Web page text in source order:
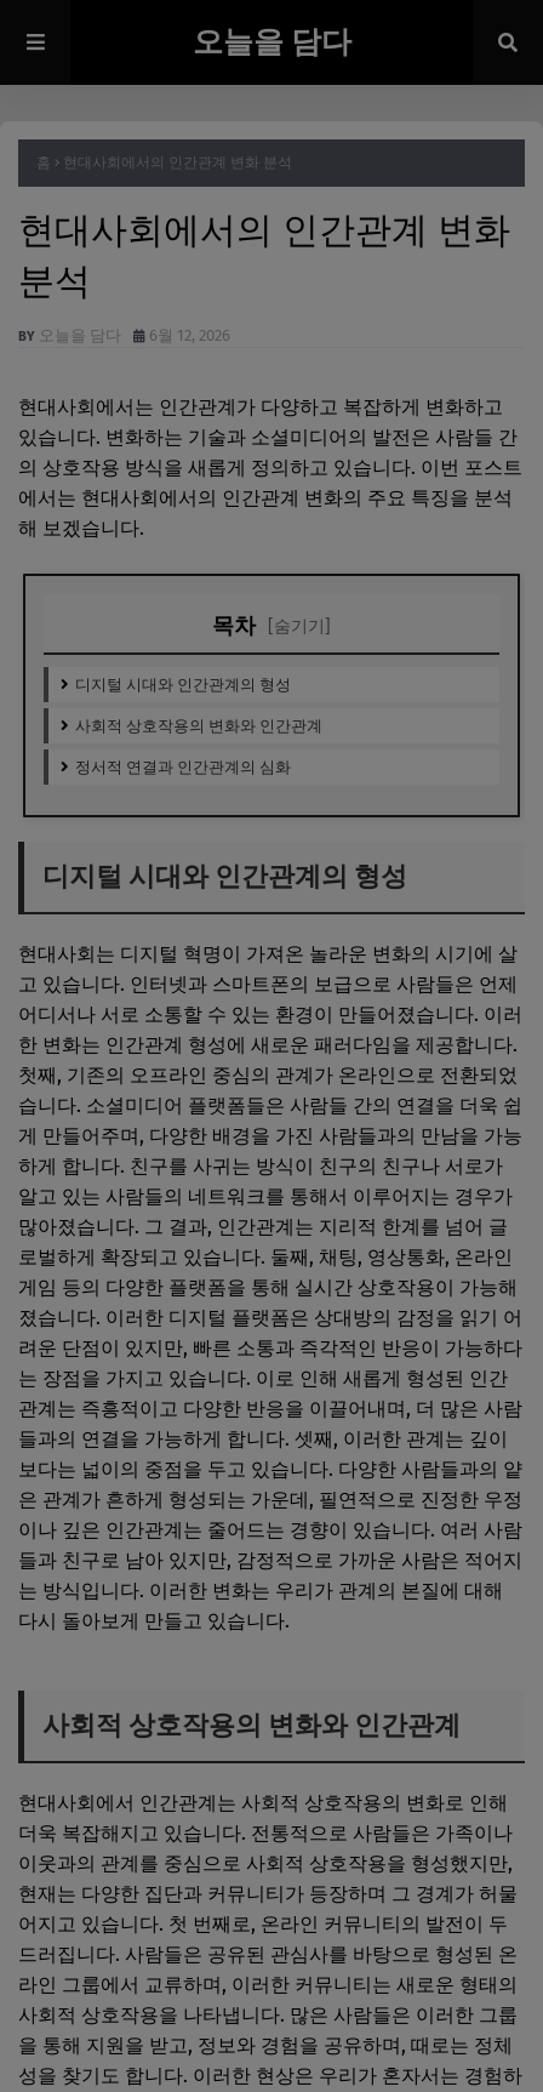
오늘을 담다
홈 현대사회에서의 인간관계 변화 분석
현대사회에서의 인간관계 변화
분석
오늘을 담다 6월 12, 2026
현대사회에서는 인간관계가 다양하고 복잡하게 변화하고
있습니다. 변화하는 기술과 소셜미디어의 발전은 사람들 간
의 상호작용 방식을 새롭게 정의하고 있습니다. 이번 포스트
에서는 현대사회에서의 인간관계 변화의 주요 특징을 분석
해 보겠습니다.
목차 [숨기기]
디지털 시대와 인간관계의 형성
사회적 상호작용의 변화와 인간관계
정서적 연결과 인간관계의 심화
디지털 시대와 인간관계의 형성
현대사회는 디지털 혁명이 가져온 놀라운 변화의 시기에 살
고 있습니다. 인터넷과 스마트폰의 보급으로 사람들은 언제
어디서나 서로 소통할 수 있는 환경이 만들어졌습니다. 이러
한 변화는 인간관계 형성에 새로운 패러다임을 제공합니다.
첫째, 기존의 오프라인 중심의 관계가 온라인으로 전환되었
습니다. 소셜미디어 플랫폼들은 사람들 간의 연결을 더욱 쉽
게 만들어주며, 다양한 배경을 가진 사람들과의 만남을 가능
하게 합니다. 친구를 사귀는 방식이 친구의 친구나 서로가
알고 있는 사람들의 네트워크를 통해서 이루어지는 경우가
많아졌습니다. 그 결과, 인간관계는 지리적 한계를 넘어 글
로벌하게 확장되고 있습니다. 둘째, 채팅, 영상통화, 온라인
게임 등의 다양한 플랫폼을 통해 실시간 상호작용이 가능해
졌습니다. 이러한 디지털 플랫폼은 상대방의 감정을 읽기 어
려운 단점이 있지만, 빠른 소통과 즉각적인 반응이 가능하다
는 장점을 가지고 있습니다. 이로 인해 새롭게 형성된 인간
관계는 즉흥적이고 다양한 반응을 이끌어내며, 더 많은 사람
들과의 연결을 가능하게 합니다. 셋째, 이러한 관계는 깊이
보다는 넓이의 중점을 두고 있습니다. 다양한 사람들과의 얕
은 관계가 흔하게 형성되는 가운데, 필연적으로 진정한 우정
이나 깊은 인간관계는 줄어드는 경향이 있습니다. 여러 사람
들과 친구로 남아 있지만, 감정적으로 가까운 사람은 적어지
는 방식입니다. 이러한 변화는 우리가 관계의 본질에 대해
다시 돌아보게 만들고 있습니다.
사회적 상호작용의 변화와 인간관계
현대사회에서 인간관계는 사회적 상호작용의 변화로 인해
더욱 복잡해지고 있습니다. 전통적으로 사람들은 가족이나
이웃과의 관계를 중심으로 사회적 상호작용을 형성했지만,
현재는 다양한 집단과 커뮤니티가 등장하며 그 경계가 허물
어지고 있습니다. 첫 번째로, 온라인 커뮤니티의 발전이 두
드러집니다. 사람들은 공유된 관심사를 바탕으로 형성된 온
라인 그룹에서 교류하며, 이러한 커뮤니티는 새로운 형태의
사회적 상호작용을 나타냅니다. 많은 사람들은 이러한 그룹
을 통해 지원을 받고, 정보와 경험을 공유하며, 때로는 정체
성을 찾기도 합니다. 이러한 현상은 우리가 혼자서는 경험하